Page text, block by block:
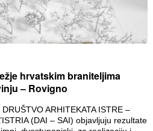
hrvatskim braniteljima
– Rovigno
ARHITEKATA ISTRE –
(DAI – SAI) objavljuju rezultate